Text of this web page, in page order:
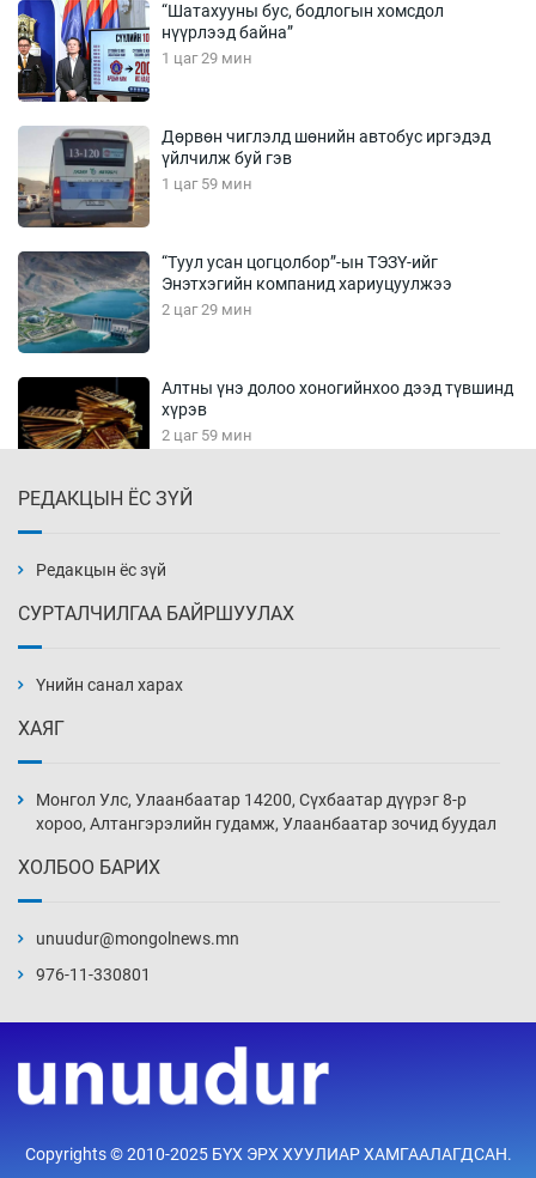
“Шатахууны бус, бодлогын хомсдол
нүүрлээд байна”
1 цаг 29 мин
Дөрвөн чиглэлд шөнийн автобус иргэдэд
үйлчилж буй гэв
1 цаг 59 мин
“Туул усан цогцолбор”-ын ТЭЗҮ-ийг
Энэтхэгийн компанид хариуцуулжээ
2 цаг 29 мин
Алтны үнэ долоо хоногийнхоо дээд түвшинд
хүрэв
2 цаг 59 мин
3 цаг 29 мин
3 цаг 59 мин
4 цаг 29 мин
4 цаг 59 мин
дарамтад оров
20 цаг 29 мин
шалгарлаа
РЕДАКЦЫН ЁС ЗҮЙ
Редакцын ёс зүй
СУРТАЛЧИЛГАА БАЙРШУУЛАХ
Үнийн санал харах
ХАЯГ
Монгол Улс, Улаанбаатар 14200, Сүхбаатар дүүрэг 8-р
хороо, Алтангэрэлийн гудамж, Улаанбаатар зочид буудал
ХОЛБОО БАРИХ
unuudur@mongolnews.mn
976-11-330801
Copyrights © 2010-2025 БҮХ ЭРХ ХУУЛИАР ХАМГААЛАГДСАН.